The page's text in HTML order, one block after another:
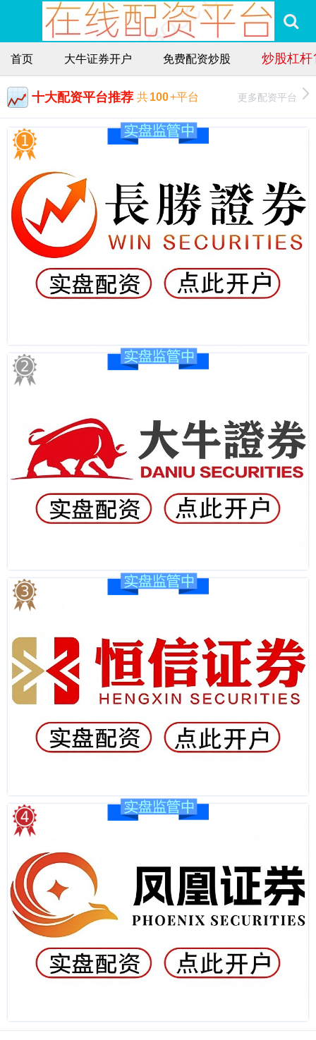
首页 大牛证券开户 免费配资炒股 炒股杠杆
十大配资平台推荐 共100+平台 更多配资平台